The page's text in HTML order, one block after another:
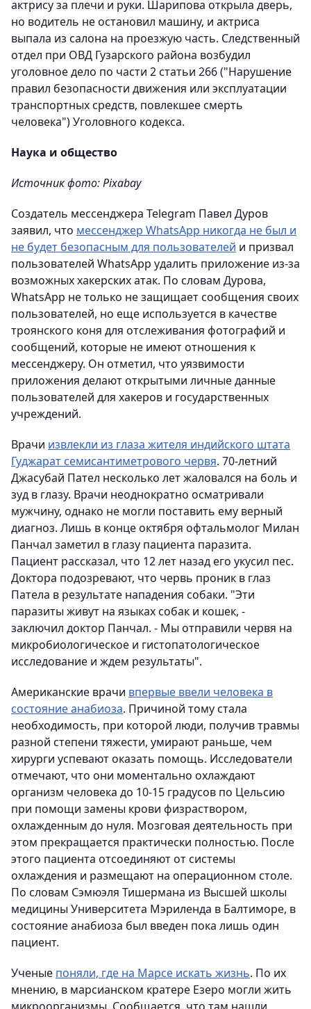
актрису за плечи и руки. Шарипова открыла дверь,
но водитель не остановил машину, и актриса
выпала из салона на проезжую часть. Следственный
отдел при ОВД Гузарского района возбудил
уголовное дело по части 2 статьи 266 ("Нарушение
правил безопасности движения или эксплуатации
транспортных средств, повлекшее смерть
человека") Уголовного кодекса.
Наука и общество
Источник фото: Pixabay
Создатель мессенджера Telegram Павел Дуров
заявил, что мессенджер WhatsApp никогда не был и
не будет безопасным для пользователей и призвал
пользователей WhatsApp удалить приложение из-за
возможных хакерских атак. По словам Дурова,
WhatsApp не только не защищает сообщения своих
пользователей, но еще используется в качестве
троянского коня для отслеживания фотографий и
сообщений, которые не имеют отношения к
мессенджеру. Он отметил, что уязвимости
приложения делают открытыми личные данные
пользователей для хакеров и государственных
учреждений.
Врачи извлекли из глаза жителя индийского штата
Гуджарат семисантиметрового червя. 70-летний
Джасубай Пател несколько лет жаловался на боль и
зуд в глазу. Врачи неоднократно осматривали
мужчину, однако не могли поставить ему верный
диагноз. Лишь в конце октября офтальмолог Милан
Панчал заметил в глазу пациента паразита.
Пациент рассказал, что 12 лет назад его укусил пес.
Доктора подозревают, что червь проник в глаз
Патела в результате нападения собаки. "Эти
паразиты живут на языках собак и кошек, -
заключил доктор Панчал. - Мы отправили червя на
микробиологическое и гистопатологическое
исследование и ждем результаты".
Американские врачи впервые ввели человека в
состояние анабиоза. Причиной тому стала
необходимость, при которой люди, получив травмы
разной степени тяжести, умирают раньше, чем
хирурги успевают оказать помощь. Исследователи
отмечают, что они моментально охлаждают
организм человека до 10-15 градусов по Цельсию
при помощи замены крови физраствором,
охлажденным до нуля. Мозговая деятельность при
этом прекращается практически полностью. После
этого пациента отсоединяют от системы
охлаждения и размещают на операционном столе.
По словам Сэмюэля Тишермана из Высшей школы
медицины Университета Мэриленда в Балтиморе, в
состояние анабиоза был введен пока лишь один
пациент.
Ученые поняли, где на Марсе искать жизнь. По их
мнению, в марсианском кратере Езеро могли жить